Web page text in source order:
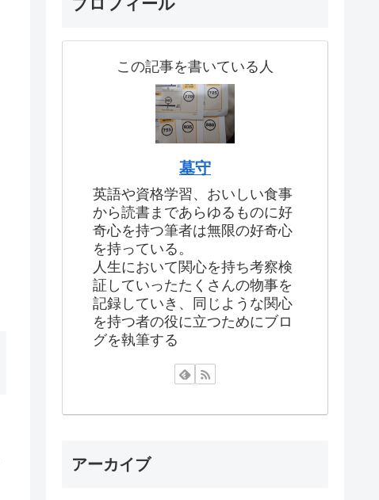
この記事を書いている人
墓守
英語や資格学習、おいしい食事
から読書まであらゆるものに好
奇心を持つ筆者は無限の好奇心
を持っている。
人生において関心を持ち考察検
証していったたくさんの物事を
記録していき、同じような関心
を持つ者の役に立つためにブロ
グを執筆する
アーカイブ